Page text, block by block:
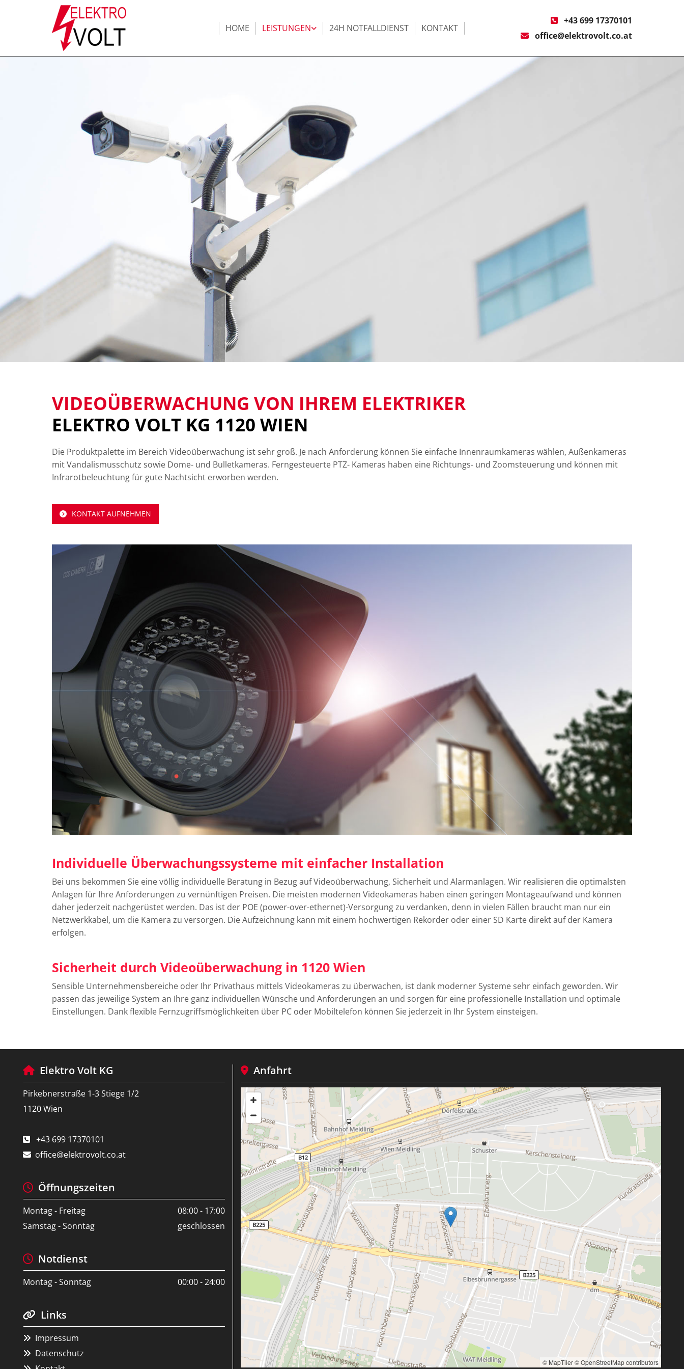
HOME LEISTUNGEN 24H NOTFALLDIENST KONTAKT
 +43 699 17370101
 office@elektrovolt.co.at
VIDEOÜBERWACHUNG VON IHREM ELEKTRIKER
ELEKTRO VOLT KG 1120 WIEN
Die Produktpalette im Bereich Videoüberwachung ist sehr groß. Je nach Anforderung können Sie einfache Innenraumkameras wählen, Außenkameras
mit Vandalismusschutz sowie Dome- und Bulletkameras. Ferngesteuerte PTZ- Kameras haben eine Richtungs- und Zoomsteuerung und können mit
Infrarotbeleuchtung für gute Nachtsicht erworben werden.
KONTAKT AUFNEHMEN
Individuelle Überwachungssysteme mit einfacher Installation
Bei uns bekommen Sie eine völlig individuelle Beratung in Bezug auf Videoüberwachung, Sicherheit und Alarmanlagen. Wir realisieren die optimalsten
Anlagen für Ihre Anforderungen zu vernünftigen Preisen. Die meisten modernen Videokameras haben einen geringen Montageaufwand und können
daher jederzeit nachgerüstet werden. Das ist der POE (power-over-ethernet)-Versorgung zu verdanken, denn in vielen Fällen braucht man nur ein
Netzwerkkabel, um die Kamera zu versorgen. Die Aufzeichnung kann mit einem hochwertigen Rekorder oder einer SD Karte direkt auf der Kamera
erfolgen.
Sicherheit durch Videoüberwachung in 1120 Wien
Sensible Unternehmensbereiche oder Ihr Privathaus mittels Videokameras zu überwachen, ist dank moderner Systeme sehr einfach geworden. Wir
passen das jeweilige System an Ihre ganz individuellen Wünsche und Anforderungen an und sorgen für eine professionelle Installation und optimale
Einstellungen. Dank flexible Fernzugriffsmöglichkeiten über PC oder Mobiltelefon können Sie jederzeit in Ihr System einsteigen.
 Elektro Volt KG
Pirkebnerstraße 1-3 Stiege 1/2
1120 Wien
 +43 699 17370101
 office@elektrovolt.co.at
 Öffnungszeiten
Montag - Freitag
08:00 - 17:00
Samstag - Sonntag
geschlossen
 Notdienst
Montag - Sonntag 00:00 - 24:00
 Links
 Impressum
 Datenschutz
Anfahrt
© MapTiler© OpenStreetMap contributors